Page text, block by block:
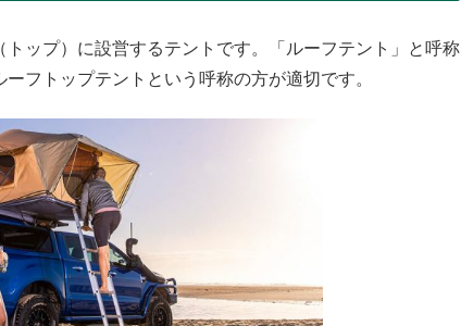
ップ）に設営するテントです。「ルーフテント」と呼称
フトップテントという呼称の方が適切です。